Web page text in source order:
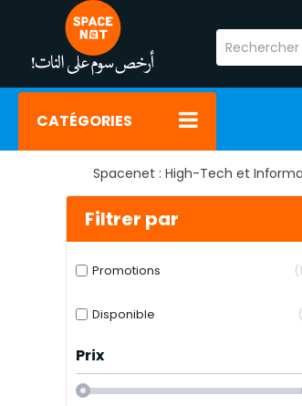
CATÉGORIES
Spacenet : High-Tech et
Filtrer par
Promotions
Disponible
Prix